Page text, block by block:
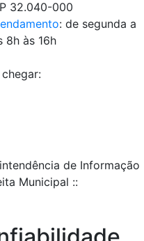
32.040-000
: de segunda a
8h às 16h
de Informação
Municipal ::